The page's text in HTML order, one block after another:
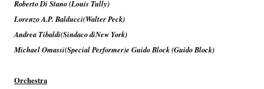
Roberto Di Stano (Louis Tully)
Lorenzo A.P. Balducci(Walter Peck)
Andrea Tibaldi(Sindaco diNew York)
Michael Omassi(Special Performer)e Guido Block (Guido Block)
Orchestra